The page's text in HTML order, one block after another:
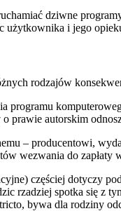
dziwne
użytkownika i jego
rodzajów
programu
autorskim
– producentowi,
wezwania do
częściej dotyczy
rzadziej spotka się z
bywa dla rodziny